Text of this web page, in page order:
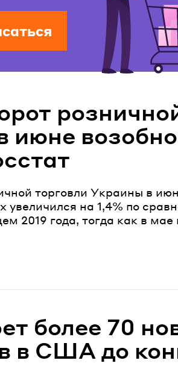
июне
торговли Украины в
увеличился на 1,4% по
2019 года, тогда как в мае
более 70
в США до